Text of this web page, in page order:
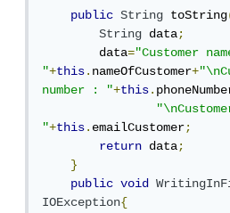
public String toString
String data;
        data
="Customer
"+this.nameOfCustomer+
number : "+this.
"+this.emailCustomer;
return data;
}
public
void
IOException{